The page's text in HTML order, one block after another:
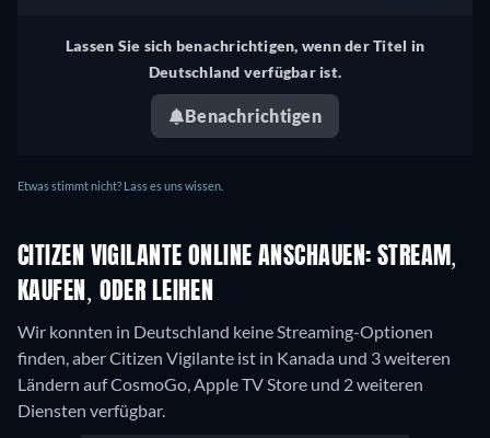
Lassen Sie sich benachrichtigen, wenn der Titel in
Deutschland verfügbar ist.
Benachrichtigen
Etwas stimmt nicht? Lass es uns wissen.
CITIZEN VIGILANTE ONLINE ANSCHAUEN: STREAM,
KAUFEN, ODER LEIHEN
Wir konnten in Deutschland keine Streaming-Optionen
finden, aber Citizen Vigilante ist in Kanada und 3 weiteren
Ländern auf CosmoGo, Apple TV Store und 2 weiteren
Diensten verfügbar.